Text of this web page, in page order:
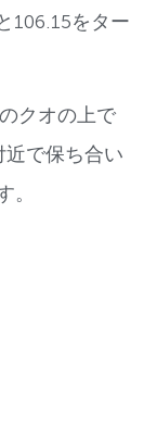
106.15をター
クオの上で
近で保ち合い
。